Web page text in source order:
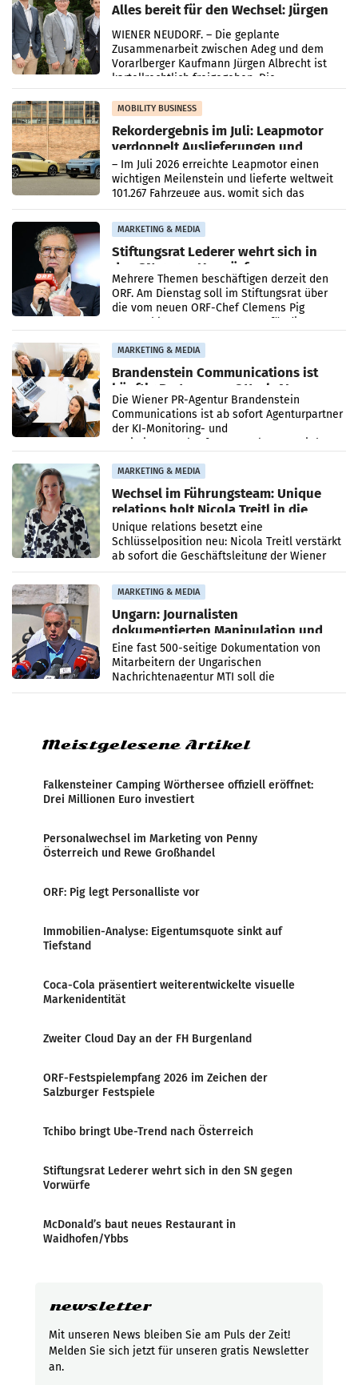
Alles bereit für den Wechsel: Jürgen
Albrecht setzt ab 1.1.2027 auf Adeg
WIENER NEUDORF. – Die geplante
Zusammenarbeit zwischen Adeg und dem
Vorarlberger Kaufmann Jürgen Albrecht ist
kartellrechtlich freigegeben: Die
Bundeswettbewerbsbehörde und der
Bundeskartellanwalt
MOBILITY BUSINESS
Rekordergebnis im Juli: Leapmotor
verdoppelt Auslieferungen und
überschreitet die 100.000er-Marke
– Im Juli 2026 erreichte Leapmotor einen
wichtigen Meilenstein und lieferte weltweit
101.267 Fahrzeuge aus, womit sich das
Ergebnis gegenüber Juli 2025 mehr als
verdoppelte (+102
MARKETING & MEDIA
Stiftungsrat Lederer wehrt sich in
den SN gegen Vorwürfe
Mehrere Themen beschäftigen derzeit den
ORF. Am Dienstag soll im Stiftungsrat über
die vom neuen ORF-Chef Clemens Pig
vorgeschlagenen Besetzungen für die
MARKETING & MEDIA
Brandenstein Communications ist
künftig Partner von OtterlyAI
Die Wiener PR-Agentur Brandenstein
Communications ist ab sofort Agenturpartner
der KI-Monitoring- und
Optimierungsplattform OtterlyAI. Damit baut
MARKETING & MEDIA
Wechsel im Führungsteam: Unique
relations holt Nicola Treitl in die
Geschäftsleitung
Unique relations besetzt eine
Schlüsselposition neu: Nicola Treitl verstärkt
ab sofort die Geschäftsleitung der Wiener
PR-Agentur an der Seite von Josef Kalina und
Anna Kalina-Mahr.
MARKETING & MEDIA
Ungarn: Journalisten
dokumentierten Manipulation und
Zensur
Eine fast 500-seitige Dokumentation von
Mitarbeitern der Ungarischen
Nachrichtenagentur MTI soll die
systematische Nachrichten-Manipulation und
Meistgelesene Artikel
Falkensteiner Camping Wörthersee offiziell eröffnet:
Drei Millionen Euro investiert
Personalwechsel im Marketing von Penny
Österreich und Rewe Großhandel
ORF: Pig legt Personalliste vor
Immobilien-Analyse: Eigentumsquote sinkt auf
Tiefstand
Coca-Cola präsentiert weiterentwickelte visuelle
Markenidentität
Zweiter Cloud Day an der FH Burgenland
ORF-Festspielempfang 2026 im Zeichen der
Salzburger Festspiele
Tchibo bringt Ube-Trend nach Österreich
Stiftungsrat Lederer wehrt sich in den SN gegen
Vorwürfe
McDonald’s baut neues Restaurant in
Waidhofen/Ybbs
newsletter
Mit unseren News bleiben Sie am Puls der Zeit!
Melden Sie sich jetzt für unseren gratis Newsletter
an.